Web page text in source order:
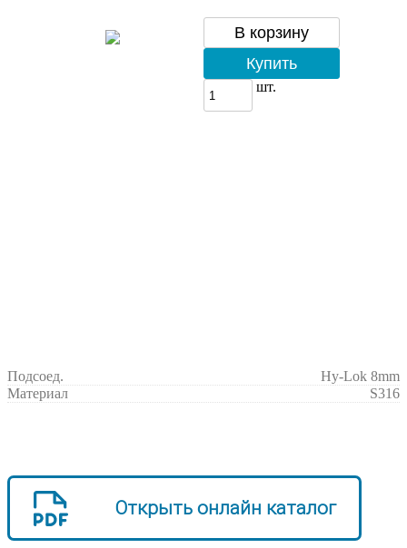
В корзину
Купить
шт.
Подсоед.
Hy-Lok 8mm
Материал
S316
Открыть онлайн каталог